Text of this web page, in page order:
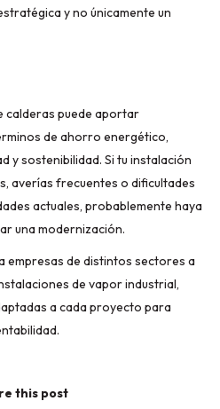
y no únicamente un
calderas puede aportar
de ahorro energético,
y sostenibilidad. Si tu instalación
averías frecuentes o dificultades
actuales, probablemente haya
una modernización.
empresas de distintos sectores a
de vapor industrial,
a cada proyecto para
this post